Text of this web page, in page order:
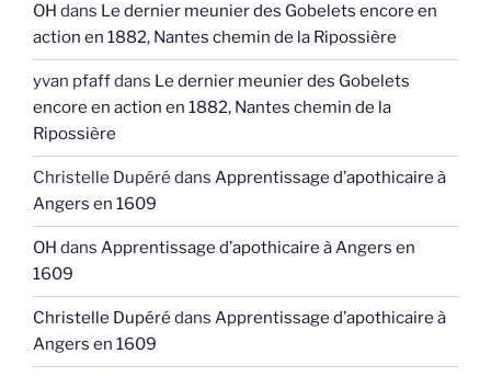
OH dans Le dernier meunier des Gobelets encore en
action en 1882, Nantes chemin de la Ripossière
yvan pfaffdans Le dernier meunier des Gobelets
encore en action en 1882, Nantes chemin de la
Ripossière
Christelle Dupéré dans Apprentissage d’apothicaire à
Angers en 1609
OH dans Apprentissage d’apothicaire à Angers en
1609
Christelle Dupéré dans Apprentissage d’apothicaire à
Angers en 1609